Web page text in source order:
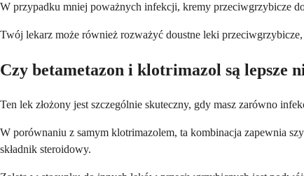
W przypadku mniej poważnych infekcji, kremy przeciwgrzybicze
Twój lekarz może również rozważyć doustne leki
Czy betametazon i klotrimazol są lepsze
Ten lek złożony jest szczególnie skuteczny, gdy masz zarówno
W porównaniu z samym klotrimazolem, ta kombinacja zapewnia
składnik steroidowy.